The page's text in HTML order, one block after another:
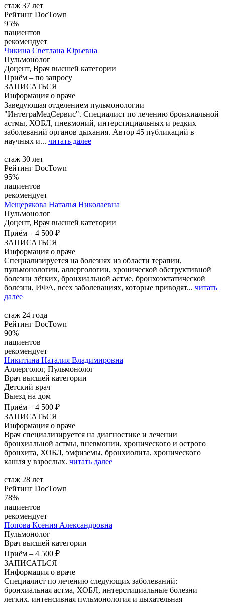
стаж 37 лет
Рейтинг DocTown
95%
пациентов
рекомендует
Чикина Светлана Юрьевна
Пульмонолог
Доцент, Врач высшей категории
Приём – по запросу
ЗАПИСАТЬСЯ
Информация о враче
Заведующая отделением пульмонологии
"ИнтеграМедСервис". Специалист по лечению бронхиальной
астмы, ХОБЛ, пневмоний, интерстициальных и редких
заболеваний органов дыхания. Автор 45 публикаций в
научных и... читать далее
стаж 30 лет
Рейтинг DocTown
95%
пациентов
рекомендует
Мещерякова Наталья Николаевна
Пульмонолог
Доцент, Врач высшей категории
Приём – 4 500 ₽
ЗАПИСАТЬСЯ
Информация о враче
Специализируется на болезнях из области терапии,
пульмонологии, аллергологии, хронической обструктивной
болезни лёгких, бронхиальной астме, бронхоэктатической
болезни, ИФА, всех заболеваниях, которые приводят... читать
далее
стаж 24 года
Рейтинг DocTown
90%
пациентов
рекомендует
Никитина Наталия Владимировна
Аллерголог, Пульмонолог
Врач высшей категории
Детский врач
Выезд на дом
Приём – 4 500 ₽
ЗАПИСАТЬСЯ
Информация о враче
Врач специализируется на диагностике и лечении
бронхиальной астмы, пневмонии, хронического и острого
бронхита, ХОБЛ, эмфиземы, бронхиолита, хронического
кашля у взрослых. читать далее
стаж 28 лет
Рейтинг DocTown
78%
пациентов
рекомендует
Попова Ксения Александровна
Пульмонолог
Врач высшей категории
Приём – 4 500 ₽
ЗАПИСАТЬСЯ
Информация о враче
Специалист по лечению следующих заболеваний:
бронхиальная астма, ХОБЛ, интерстициальные болезни
легких, интенсивная пульмонология и дыхательная